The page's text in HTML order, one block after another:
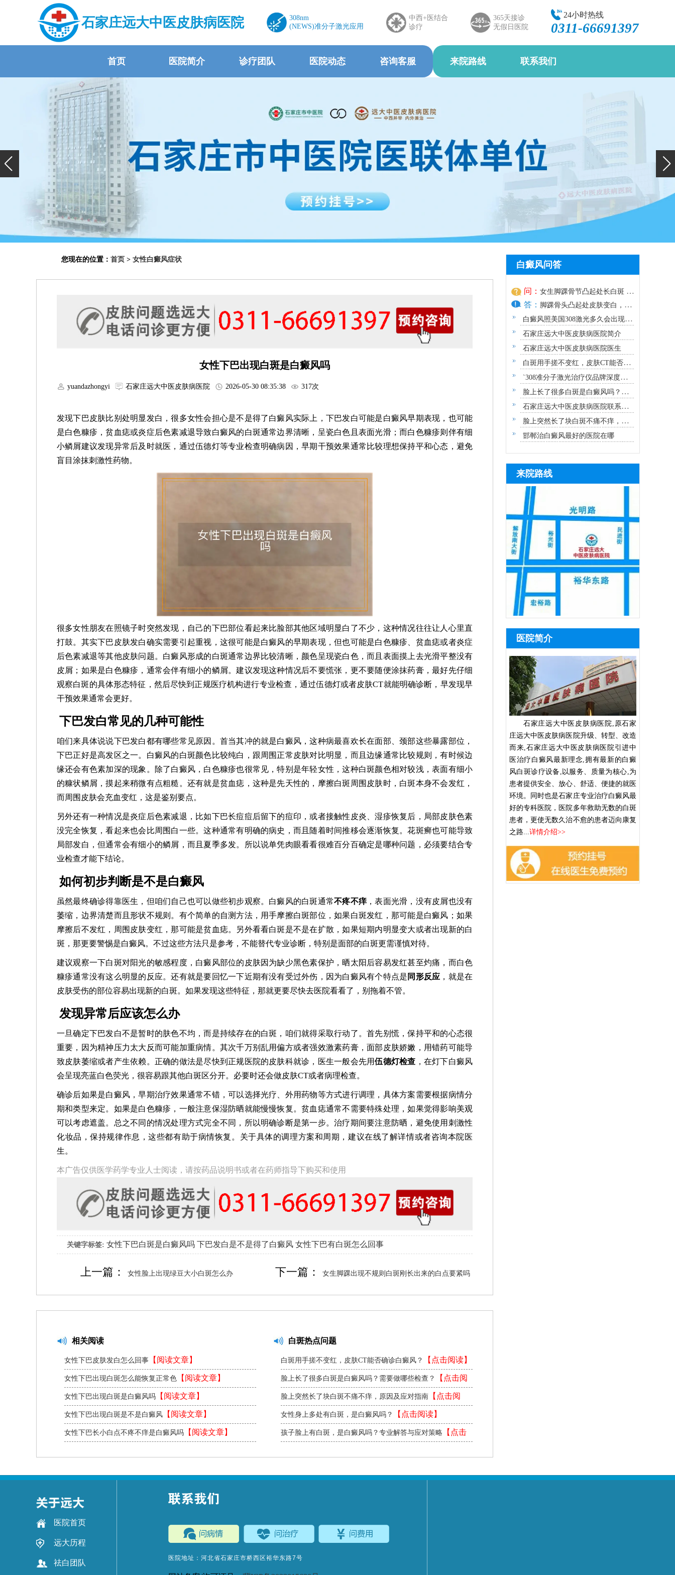
石家庄远大中医皮肤病医院
308nm
(NEWS)准分子激光应用
中西+医结合
诊疗
365天接诊
无假日医院
24小时热线
0311-66691397
首页 医院简介 诊疗团队 医院动态 咨询客服 来院路线 联系我们
您现在的位置： 首页 > 女性白癜风症状
女性下巴出现白斑是白癜风吗
yuandazhongyi 石家庄远大中医皮肤病医院 2026-05-30 08:35:38 317次
发现下巴皮肤比别处明显发白，很多女性会担心是不是得了白癜风实际上，下巴发白可能是白癜风早期表现，也可能
是白色糠疹，贫血痣或炎症后色素减退导致白癜风的白斑通常边界清晰，呈瓷白色且表面光滑；而白色糠疹则伴有细
小鳞屑建议发现异常后及时就医，通过伍德灯等专业检查明确病因，早期干预效果通常比较理想保持平和心态，避免
盲目涂抹刺激性药物。
很多女性朋友在照镜子时突然发现，自己的下巴部位看起来比脸部其他区域明显白了不少，这种情况往往让人心里直
打鼓。其实下巴皮肤发白确实需要引起重视，这很可能是白癜风的早期表现，但也可能是白色糠疹、贫血痣或者炎症
后色素减退等其他皮肤问题。白癜风形成的白斑通常边界比较清晰，颜色呈现瓷白色，而且表面摸上去光滑平整没有
皮屑；如果是白色糠疹，通常会伴有细小的鳞屑。建议发现这种情况后不要慌张，更不要随便涂抹药膏，最好先仔细
观察白斑的具体形态特征，然后尽快到正规医疗机构进行专业检查，通过伍德灯或者皮肤CT就能明确诊断，早发现早
干预效果通常会更好。
下巴发白常见的几种可能性
咱们来具体说说下巴发白都有哪些常见原因。首当其冲的就是白癜风，这种病最喜欢长在面部、颈部这些暴露部位，
下巴正好是高发区之一。白癜风的白斑颜色比较纯白，跟周围正常皮肤对比明显，而且边缘通常比较规则，有时候边
缘还会有色素加深的现象。除了白癜风，白色糠疹也很常见，特别是年轻女性，这种白斑颜色相对较浅，表面有细小
的糠状鳞屑，摸起来稍微有点粗糙。还有就是贫血痣，这种是先天性的，摩擦白斑周围皮肤时，白斑本身不会发红，
而周围皮肤会充血变红，这是鉴别要点。
另外还有一种情况是炎症后色素减退，比如下巴长痘痘后留下的痘印，或者接触性皮炎、湿疹恢复后，局部皮肤色素
没完全恢复，看起来也会比周围白一些。这种通常有明确的病史，而且随着时间推移会逐渐恢复。花斑癣也可能导致
局部发白，但通常会有细小的鳞屑，而且夏季多发。所以说单凭肉眼看看很难百分百确定是哪种问题，必须要结合专
业检查才能下结论。
如何初步判断是不是白癜风
虽然最终确诊得靠医生，但咱们自己也可以做些初步观察。白癜风的白斑通常不疼不痒，表面光滑，没有皮屑也没有
萎缩，边界清楚而且形状不规则。有个简单的自测方法，用手摩擦白斑部位，如果白斑发红，那可能是白癜风；如果
摩擦后不发红，周围皮肤变红，那可能是贫血痣。另外看看白斑是不是在扩散，如果短期内明显变大或者出现新的白
斑，那更要警惕是白癜风。不过这些方法只是参考，不能替代专业诊断，特别是面部的白斑更需谨慎对待。
建议观察一下白斑对阳光的敏感程度，白癜风部位的皮肤因为缺少黑色素保护，晒太阳后容易发红甚至灼痛，而白色
糠疹通常没有这么明显的反应。还有就是要回忆一下近期有没有受过外伤，因为白癜风有个特点是 同形反应 ，就是在
皮肤受伤的部位容易出现新的白斑。如果发现这些特征，那就更要尽快去医院看看了，别拖着不管。
发现异常后应该怎么办
一旦确定下巴发白不是暂时的肤色不均，而是持续存在的白斑，咱们就得采取行动了。首先别慌，保持平和的心态很
重要，因为精神压力太大反而可能加重病情。其次千万别乱用偏方或者强效激素药膏，面部皮肤娇嫩，用错药可能导
致皮肤萎缩或者产生依赖。正确的做法是尽快到正规医院的皮肤科就诊，医生一般会先用伍德灯检查 ，在灯下白癜风
会呈现亮蓝白色荧光，很容易跟其他白斑区分开。必要时还会做皮肤CT或者病理检查。
确诊后如果是白癜风，早期治疗效果通常不错，可以选择光疗、外用药物等方式进行调理，具体方案需要根据病情分
期和类型来定。如果是白色糠疹，一般注意保湿防晒就能慢慢恢复。贫血痣通常不需要特殊处理，如果觉得影响美观
可以考虑遮盖。总之不同的情况处理方式完全不同，所以明确诊断是第一步。治疗期间要注意防晒，避免使用刺激性
化妆品，保持规律作息，这些都有助于病情恢复。关于具体的调理方案和周期，建议在线了解详情或者咨询本院医
生。
本广告仅供医学药学专业人士阅读，请按药品说明书或者在药师指导下购买和使用
关键字标签: 女性下巴白斑是白癜风吗 下巴发白是不是得了白癜风 女性下巴有白斑怎么回事
上一篇： 女性脸上出现绿豆大小白斑怎么办 下一篇：女生脚踝出现不规则白斑刚长出来的白点要紧吗
相关阅读
女性下巴皮肤发白怎么回事 【阅读文章】
女性下巴出现白斑怎么能恢复正常色 【阅读文章】
女性下巴出现白斑是白癜风吗 【阅读文章】
女性下巴出现白斑是不是白癜风 【阅读文章】
女性下巴长小白点不疼不痒是白癜风吗 【阅读文章】
白斑热点问题
白斑用手搓不变红，皮肤CT能否确诊白癜风？ 【点击阅读】
脸上长了很多白斑是白癜风吗？需要做哪些检查？ 【点击阅
读】
脸上突然长了块白斑不痛不痒，原因及应对指南【点击阅
读】
女性身上多处有白斑，是白癜风吗？ 【点击阅读】
孩子脸上有白斑，是白癜风吗？专业解答与应对策略【点击
白癜风问答
问： 女生脚踝骨节凸起处长白斑 脱
色原因与应对方法
答： 脚踝骨头凸起处皮肤变白，颜
色脱失
白癜风照美国308激光多久会出现效
果？
石家庄远大中医皮肤病医院简介
石家庄远大中医皮肤病医院医生
白斑用手搓不变红，皮肤CT能否确
诊白癜风？
`308准分子激光治疗仪品牌深度解
析：专业视角下的优选指南`
脸上长了很多白斑是白癜风吗？需
要做哪些检查？
石家庄远大中医皮肤病医院联系方
式地址
脸上突然长了块白斑不痛不痒，原
因及应对指南
邯郸治白癜风最好的医院在哪
来院路线
医院简介
石家庄远大中医皮肤病医院,原石家
庄远大中医皮肤病医院升级、转型、改造
而来,石家庄远大中医皮肤病医院引进中
医治疗白癜风最新理念,拥有最新的白癜
风白斑诊疗设备,以服务、质量为核心,为
患者提供安全、放心、舒适、便捷的就医
环境。同时也是石家庄专业治疗白癜风最
好的专科医院，医院多年救助无数的白斑
患者，更使无数久治不愈的患者迈向康复
之路...详情介绍>>
医院首页
远大历程
祛白团队
医院地址：河北省石家庄市桥西区裕华东路7号